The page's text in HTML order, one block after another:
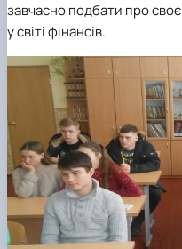
завчасно подбати про
у світі фінансів.